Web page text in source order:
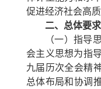
促进经济社会高
二、总体要求
（一）指导
会主义思想为指
九届历次全会精
总体布局和协调